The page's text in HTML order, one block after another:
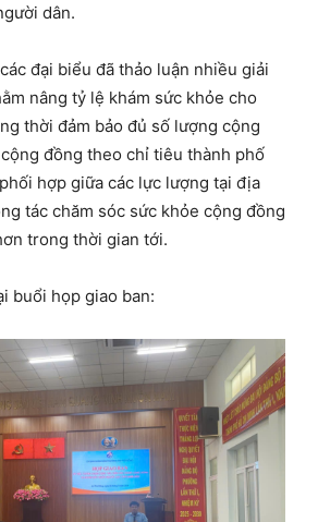
dân.
đại biểu đã thảo luận nhiều giải
nâng tỷ lệ khám sức khỏe cho
thời đảm bảo đủ số lượng cộng
đồng theo chỉ tiêu thành phố
hợp giữa các lực lượng tại địa
tác chăm sóc sức khỏe cộng đồng
trong thời gian tới.
buổi họp giao ban: